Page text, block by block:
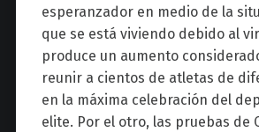
esperanzador en medio de la
que se está viviendo debido al
produce un aumento
reunir a cientos de atletas de
en la máxima celebración del
elite. Por el otro, las pruebas de